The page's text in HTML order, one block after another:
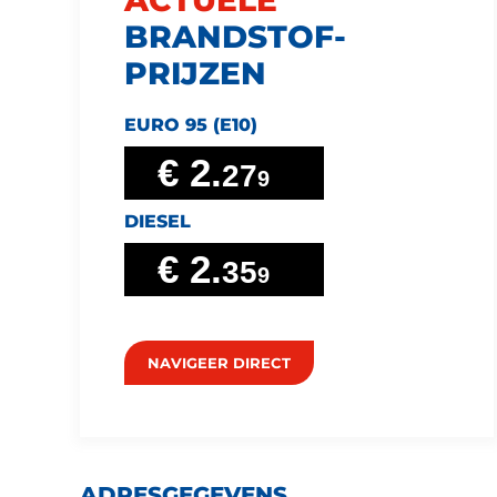
BRANDSTOF­
PRIJZEN
EURO 95 (E10)
€ 2.279
DIESEL
€ 2.359
NAVIGEER DIRECT